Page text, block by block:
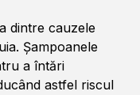
dintre cauzele
Șampoanele
a întări
astfel riscul